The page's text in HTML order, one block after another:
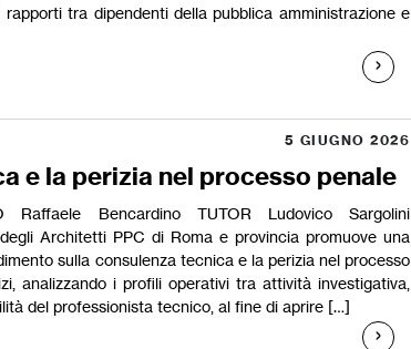
tra dipendenti della pubblica amministrazione e
5 GIUGNO 2026
e la perizia nel processo penale
Raffaele Bencardino TUTOR Ludovico Sargolini
Architetti PPC di Roma e provincia promuove una
sulla consulenza tecnica e la perizia nel processo
analizzando i profili operativi tra attività investigativa,
del professionista tecnico, al fine di aprire […]